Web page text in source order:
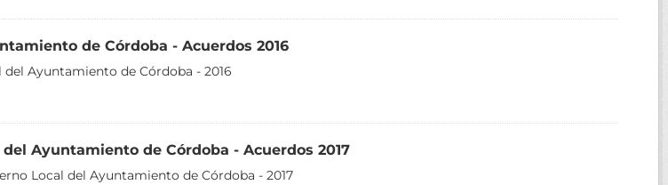
de Córdoba - Acuerdos 2016
Ayuntamiento de Córdoba - 2016
Ayuntamiento de Córdoba - Acuerdos 2017
Local del Ayuntamiento de Córdoba - 2017